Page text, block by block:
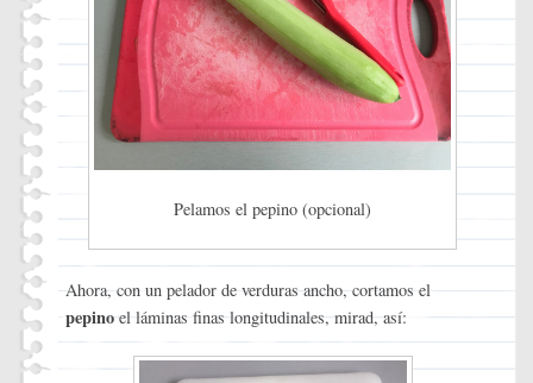
Pelamos el pepino (opcional)
Ahora, con un pelador de verduras ancho, cortamos el
pepinoel láminas finas longitudinales, mirad, así: